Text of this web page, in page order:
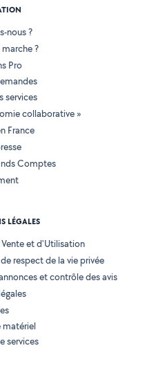
nous ?
?
Pro
services
collaborative »
France
Comptes
LÉGALES
et d'Utilisation
respect de la vie privée
et contrôle des avis
matériel
services